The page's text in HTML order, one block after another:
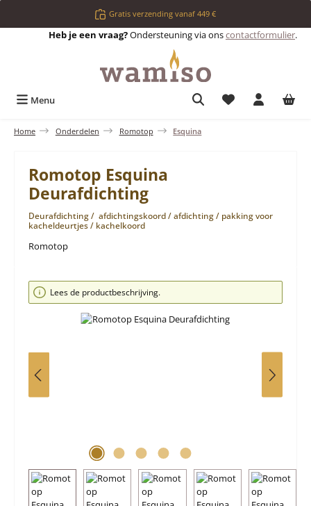
Ga naar de hoofdinhoudGratis verzending vanaf 449 €
Heb je een vraag?Ondersteuning via onscontactformulier.
Menu Je hebt 0 items
Home Onderdelen Romotop Esquina
Romotop Esquina
Deurafdichting
Deurafdichting / afdichtingskoord / afdichting / pakking voor
kacheldeurtjes / kachelkoord
Romotop
Afbeeldingengalerij overslaan
Lees de productbeschrijving.